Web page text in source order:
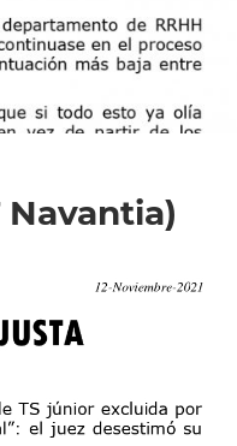
Navantia)